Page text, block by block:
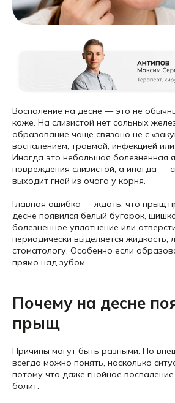
Воспаление на десне — это не
коже. На слизистой нет сальных
образование чаще связано не с
воспалением, травмой, инфекцией
Иногда это небольшая болезненная
повреждения слизистой, а иногда —
выходит гной из очага у корня.
Главная ошибка — ждать, что прыщ
десне появился белый бугорок,
болезненное уплотнение или
периодически выделяется жидкость,
стоматологу. Особенно если
прямо над зубом.
Почему на десне
прыщ
Причины могут быть разными. По
всегда можно понять, насколько
потому что даже гнойное
болит.